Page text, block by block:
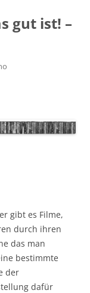
gut ist! –
gibt es Filme,
durch ihren
das man
bestimmte
der
dafür